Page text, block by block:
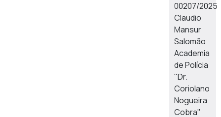
00207/2025
Claudio
Mansur
Salomão
Academia
de Polícia
"Dr.
Coriolano
Nogueira
Cobra"